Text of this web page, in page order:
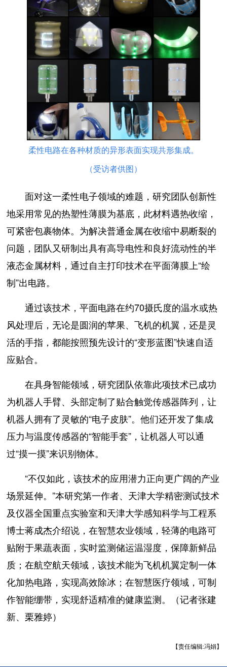
柔性电路在各种材质的异形表面实现共形集成。
（受访者供图）
面对这一柔性电子领域的难题，研究团队创新性
地采用常见的热塑性薄膜为基底，此材料遇热收缩，
可紧密包裹物体。为解决普通金属在收缩中易断裂的
问题，团队又研制出具有高导电性和良好流动性的半
液态金属材料，通过自主打印技术在平面薄膜上“绘
制”出电路。
通过该技术，平面电路在约70摄氏度的温水或热
风处理后，无论是圆润的苹果、飞机的机翼，还是灵
活的手指，都能按照预先设计的“变形蓝图”快速自适
应贴合。
在具身智能领域，研究团队依靠此项技术已成功
为机器人手臂、头部定制了贴合触觉传感器阵列，让
机器人拥有了灵敏的“电子皮肤”。他们还开发了集成
压力与温度传感器的“智能手套”，让机器人可以通
过“摸一摸”来识别物体。
“不仅如此，该技术的应用潜力正向更广阔的产业
场景延伸。”本研究第一作者、天津大学精密测试技术
及仪器全国重点实验室和天津大学感知科学与工程系
博士蒋成杰介绍说，在智慧农业领域，轻薄的电路可
贴附于果蔬表面，实时监测储运温湿度，保障新鲜品
质；在航空航天领域，该技术能为飞机机翼定制一体
化加热电路，实现高效除冰；在智慧医疗领域，可制
作智能绷带，实现舒适精准的健康监测。（记者张建
新、栗雅婷）
【责任编辑:冯娟】